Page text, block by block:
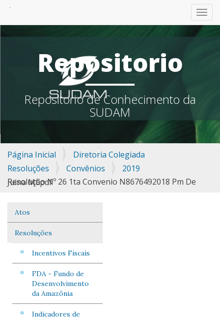
Repositorio
Repositorio de Conhecimento da
SUDAM
Página Inicial
Diretoria Colegiada
Resoluções
Convênios
2019
Resolução Nº 26 1ta Convenio N8676492018 Pm De Juina Mt.pdf
Navegação
Atos
Resoluções
Incentivos Fiscais
FDA - Fundo de
Desenvolvimento
da Amazônia
Indicadores de